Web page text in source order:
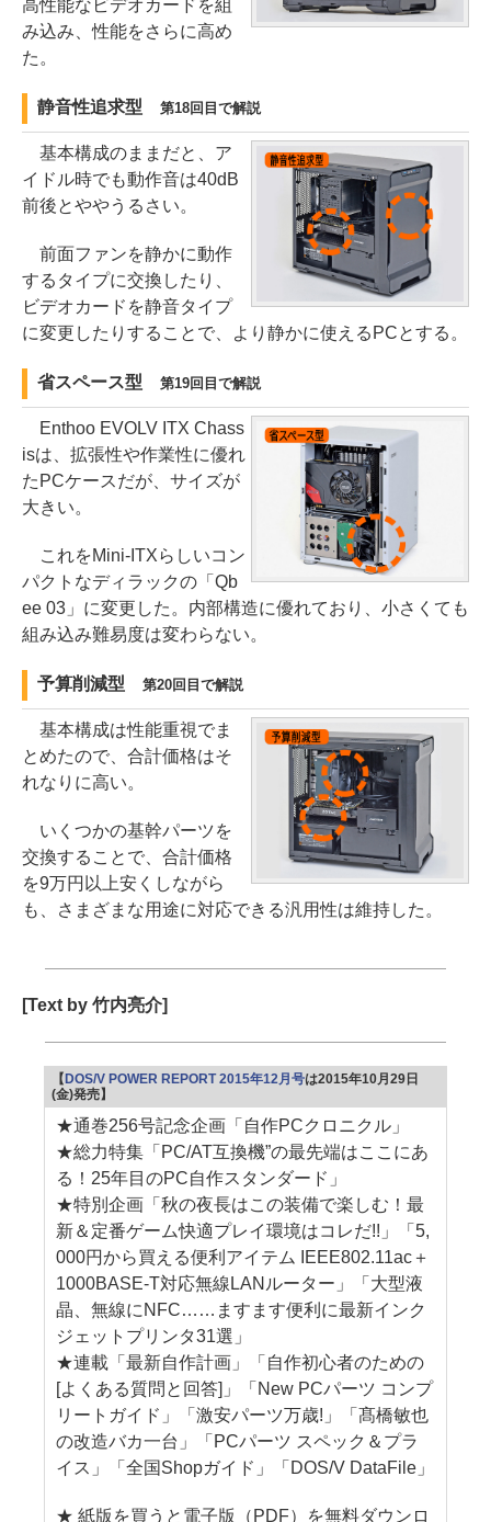
高性能なビデオカードを組
み込み、性能をさらに高め
た。
静音性追求型 第18回目で解説
基本構成のままだと、ア
イドル時でも動作音は40dB
前後とややうるさい。
前面ファンを静かに動作
するタイプに交換したり、
ビデオカードを静音タイプ
に変更したりすることで、より静かに使えるPCとする。
省スペース型 第19回目で解説
Enthoo EVOLV ITX Chass
isは、拡張性や作業性に優れ
たPCケースだが、サイズが
大きい。
これをMini-ITXらしいコン
パクトなディラックの「Qb
ee 03」に変更した。内部構造に優れており、小さくても
組み込み難易度は変わらない。
予算削減型 第20回目で解説
基本構成は性能重視でま
とめたので、合計価格はそ
れなりに高い。
いくつかの基幹パーツを
交換することで、合計価格
を9万円以上安くしながら
も、さまざまな用途に対応できる汎用性は維持した。
[Text by 竹内亮介]
【 DOS/V POWER REPORT 2015年12月号は2015年10月29日
(金)発売】
★通巻256号記念企画「自作PCクロニクル」
★総力特集「PC/AT互換機”の最先端はここにあ
る！25年目のPC自作スタンダード」
★特別企画「秋の夜長はこの装備で楽しむ！最
新＆定番ゲーム快適プレイ環境はコレだ!!」「5,
000円から買える便利アイテム IEEE802.11ac＋
1000BASE-T対応無線LANルーター」「大型液
晶、無線にNFC……ますます便利に最新インク
ジェットプリンタ31選」
★連載「最新自作計画」「自作初心者のための
[よくある質問と回答]」「New PCパーツ コンプ
リートガイド」「激安パーツ万歳!」「髙橋敏也
の改造バカ一台」「PCパーツ スペック＆プラ
イス」「全国Shopガイド」「DOS/V DataFile」
★ 紙版を買うと電子版（PDF）を無料ダウンロ